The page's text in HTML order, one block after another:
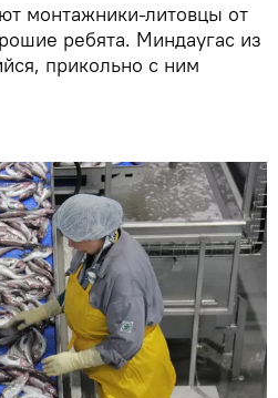
монтажники-литовцы от
ребята. Миндаугас из
прикольно с ним